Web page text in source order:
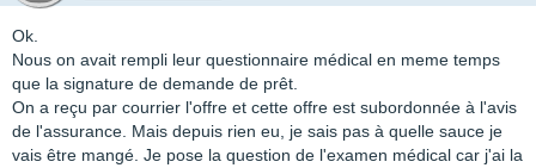
Ok.
Nous on avait rempli leur questionnaire médical en meme temps
que la signature de demande de prêt.
On a reçu par courrier l'offre et cette offre est subordonnée à l'avis
de l'assurance. Mais depuis rien eu, je sais pas à quelle sauce je
vais être mangé. Je pose la question de l'examen médical car j'ai la